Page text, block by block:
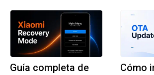
Guía completa de
Cómo